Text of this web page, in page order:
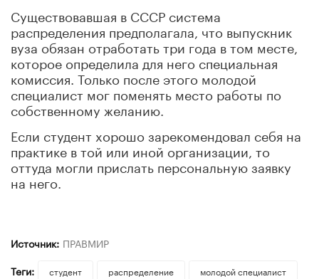
Существовавшая в СССР система
распределения предполагала, что выпускник
вуза обязан отработать три года в том месте,
которое определила для него специальная
комиссия. Только после этого молодой
специалист мог поменять место работы по
собственному желанию.
Если студент хорошо зарекомендовал себя на
практике в той или иной организации, то
оттуда могли прислать персональную заявку
на него.
Источник: ПРАВМИР
Теги:
студент распределение
молодой специалист